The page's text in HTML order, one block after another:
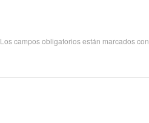
Los campos obligatorios están marcados con